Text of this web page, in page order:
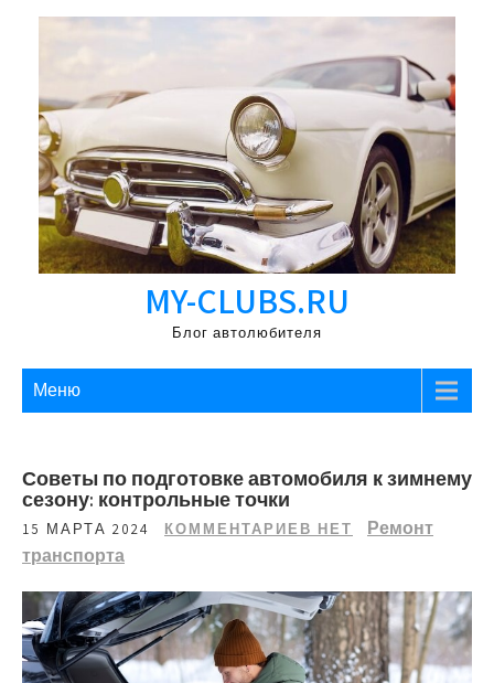
Перейти
MY-CLUBS.RU
Блог автолюбителя
Меню
Советы по подготовке автомобиля к зимнему
сезону: контрольные точки
15 МАРТА 2024 КОММЕНТАРИЕВ НЕТ
Ремонт
транспорта